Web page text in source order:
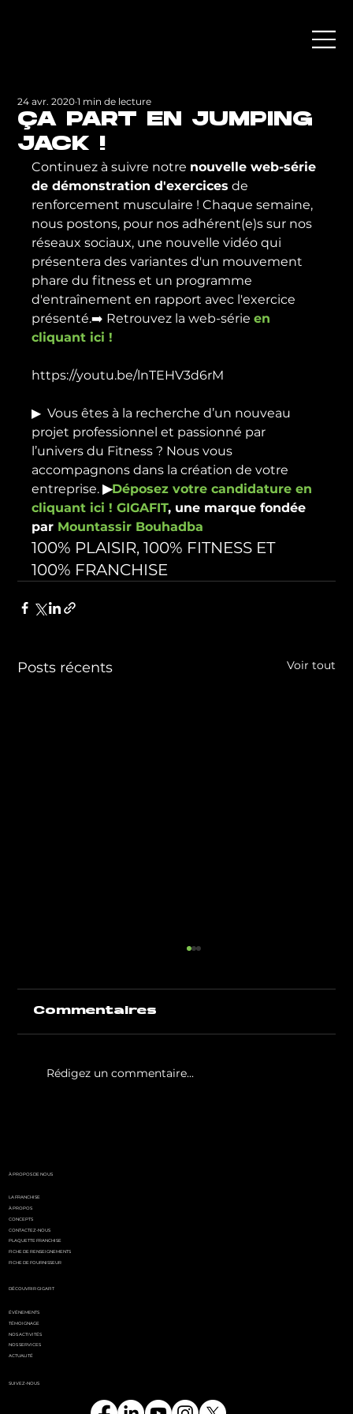
ÇA PART EN JUMPING
JACK !
24 avr. 2020 1 min de lecture
Continuez à suivre notre nouvelle web-série
de démonstration d'exercices de
renforcement musculaire ! Chaque semaine,
nous postons, pour nos adhérent(e)s sur nos
réseaux sociaux, une nouvelle vidéo qui
présentera des variantes d'un mouvement
phare du fitness et un programme
d'entraînement en rapport avec l'exercice
présenté.➡️ Retrouvez la web-série en
cliquant ici !
https://youtu.be/lnTEHV3d6rM
▶ Vous êtes à la recherche d’un nouveau
projet professionnel et passionné par
l’univers du Fitness ? Nous vous
accompagnons dans la création de votre
entreprise. ▶Déposez votre candidature en
cliquant ici ! GIGAFIT, une marque fondée
par Mountassir Bouhadba
100% PLAISIR, 100% FITNESS ET
100% FRANCHISE
Posts récents Voir tout
Commentaires
Rédigez un commentaire...
DÉCOUVRIR GIGAFIT
ÉVÉNEMENTS
TÉMOIGNAGE
NOS ACTIVITÉS
NOS SERVICES
ACTUALITÉ
À PROPOS DE NOUS
LA FRANCHISE
À PROPOS
CONCEPTS
CONTACTEZ-NOUS
PLAQUETTE FRANCHISE
FICHE DE RENSEIGNEMENTS
FICHE DE FOURNISSEUR
SUIVEZ-NOUS